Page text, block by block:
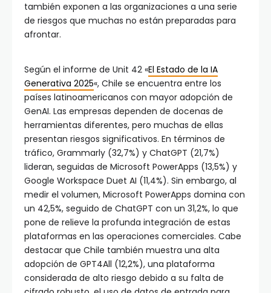
también exponen a las organizaciones a una serie
de riesgos que muchas no están preparadas para
afrontar.
Según el informe de Unit 42 «El Estado de la IA
Generativa 2025«, Chile se encuentra entre los
países latinoamericanos con mayor adopción de
GenAI. Las empresas dependen de docenas de
herramientas diferentes, pero muchas de ellas
presentan riesgos significativos. En términos de
tráfico, Grammarly (32,7%) y ChatGPT (21,7%)
lideran, seguidas de Microsoft PowerApps (13,5%) y
Google Workspace Duet AI (11,4%). Sin embargo, al
medir el volumen, Microsoft PowerApps domina con
un 42,5%, seguido de ChatGPT con un 31,2%, lo que
pone de relieve la profunda integración de estas
plataformas en las operaciones comerciales. Cabe
destacar que Chile también muestra una alta
adopción de GPT4All (12,2%), una plataforma
considerada de alto riesgo debido a su falta de